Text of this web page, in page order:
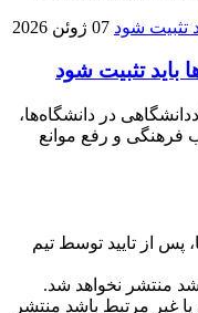
07 ژوئن 2026
باید تثبیت شود
در دانشگاه‌ها،
فرهنگی و رفع موانع
از تایید توسط تیم
منتشر نخواهد شد.
غیر مرتبط باشد منتشر